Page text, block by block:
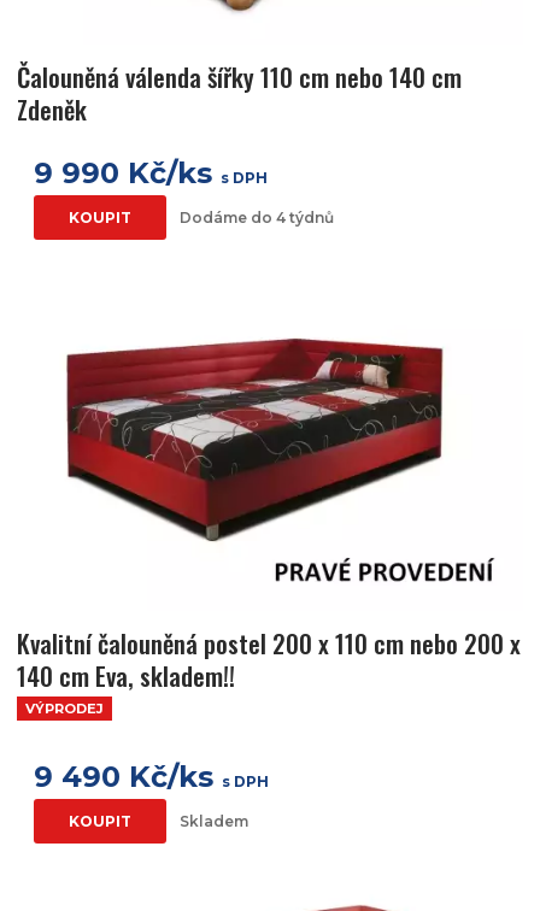
Čalouněná válenda šířky 110 cm nebo 140 cm
Zdeněk
9 990 Kč/ks s DPH
KOUPIT Dodáme do 4 týdnů
Kvalitní čalouněná postel 200 x 110 cm nebo 200 x
140 cm Eva, skladem!!
VÝPRODEJ
9 490 Kč/ks s DPH
KOUPIT Skladem